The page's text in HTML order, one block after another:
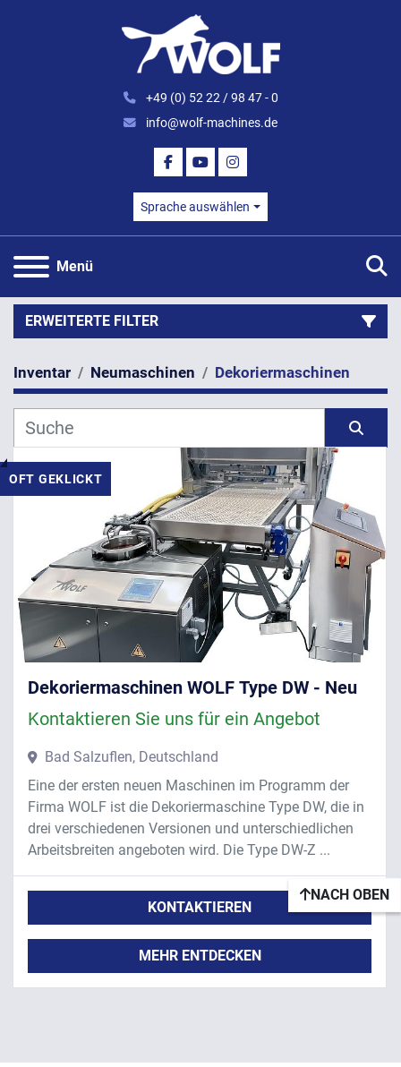
+49 (0) 52 22 / 98 47 - 0
info@wolf-machines.de
FACEBOOK
YOUTUBEINSTAGRAM
Sprache auswählen
Menü
ERWEITERTE FILTER
Kategorie
Hersteller
Modell
ANWENDEN LÖSCHEN
Inventar Neumaschinen Dekoriermaschinen
Sortieren nach
OFT GEKLICKT
Dekoriermaschinen WOLF Type DW - Neu
Kontaktieren Sie uns für ein Angebot
Bad Salzuflen, Deutschland
Eine der ersten neuen Maschinen im Programm der
Firma WOLF ist die Dekoriermaschine Type DW, die in
drei verschiedenen Versionen und unterschiedlichen
Arbeitsbreiten angeboten wird. Die Type DW-Z ...
KONTAKTIEREN
MEHR ENTDECKEN
NACH OBEN